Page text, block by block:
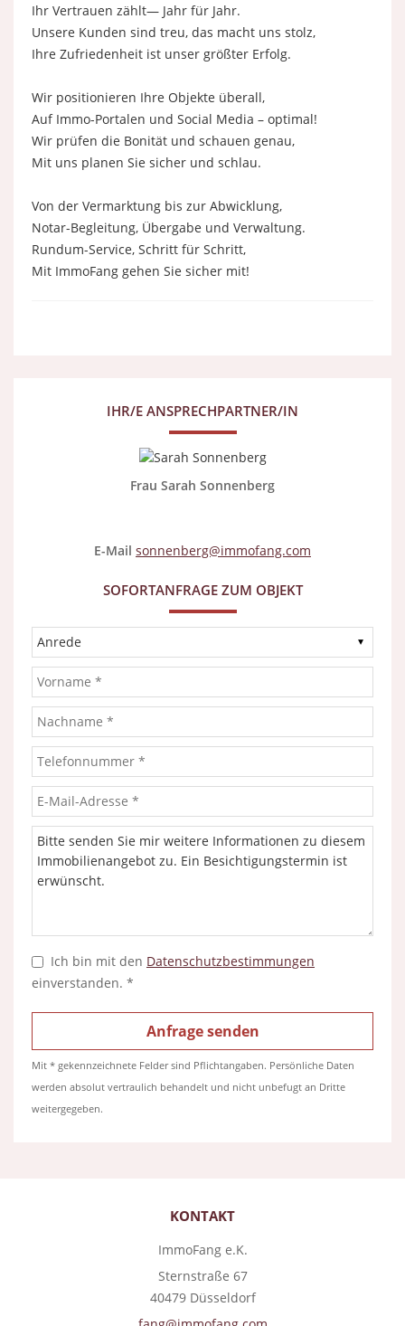
Ihr Vertrauen zählt— Jahr für Jahr.
Unsere Kunden sind treu, das macht uns stolz,
Ihre Zufriedenheit ist unser größter Erfolg.
Wir positionieren Ihre Objekte überall,
Auf Immo-Portalen und Social Media – optimal!
Wir prüfen die Bonität und schauen genau,
Mit uns planen Sie sicher und schlau.
Von der Vermarktung bis zur Abwicklung,
Notar-Begleitung, Übergabe und Verwaltung.
Rundum-Service, Schritt für Schritt,
Mit ImmoFang gehen Sie sicher mit!
IHR/E ANSPRECHPARTNER/IN
Frau Sarah Sonnenberg
E-Mail sonnenberg@immofang.com
SOFORTANFRAGE ZUM OBJEKT
Ich bin mit den Datenschutzbestimmungen
einverstanden. *
Mit * gekennzeichnete Felder sind Pflichtangaben. Persönliche Daten
werden absolut vertraulich behandelt und nicht unbefugt an Dritte
weitergegeben.
KONTAKT
ImmoFang e.K.
Sternstraße 67
40479 Düsseldorf